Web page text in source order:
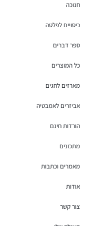
חנוכה
כיסויים לפלטה
ספר דברים
כל המוצרים
מארזים לחגים
אביזרים לאמבטיה
הורדות חינם
מתכונים
מאמרים וכתבות
אודות
צור קשר